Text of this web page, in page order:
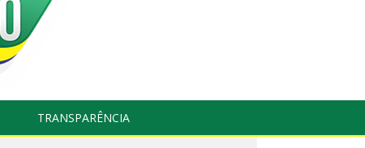
TRANSPARÊNCIA